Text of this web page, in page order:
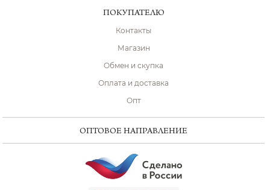
ПОКУПАТЕЛЮ
Контакты
Магазин
Обмен и скупка
Оплата и доставка
Опт
ОПТОВОЕ НАПРАВЛЕНИЕ